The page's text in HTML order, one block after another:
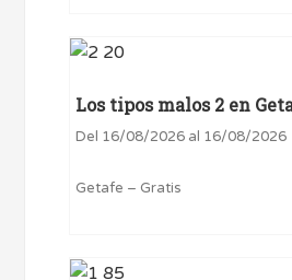
Los tipos malos 2 en
Del 16/08/2026 al 16/08/2026
Getafe – Gratis